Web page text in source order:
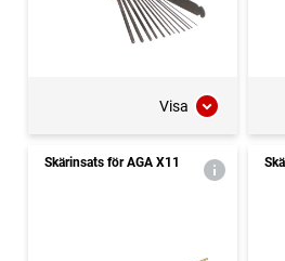
Visa
Skärinsats för AGA X11